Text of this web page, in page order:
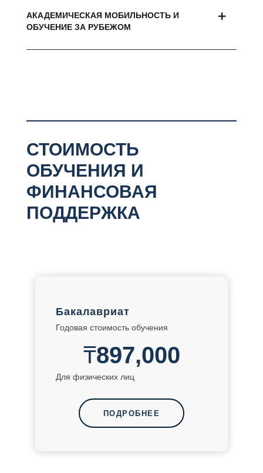
АКАДЕМИЧЕСКАЯ МОБИЛЬНОСТЬ И
ОБУЧЕНИЕ ЗА РУБЕЖОМ
СТОИМОСТЬ
ОБУЧЕНИЯ И
ФИНАНСОВАЯ
ПОДДЕРЖКА
Бакалавриат
Годовая стоимость обучения
₸897,000
Для физических лиц
ПОДРОБНЕЕ